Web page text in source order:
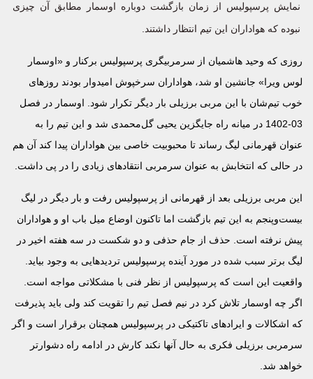
نمایش پرسپولیس از زمان بازگشت دوباره اوسمار مطابق آن چیزی
نبوده که هواداران این تیم انتظار داشتند.
روزی که وحید هاشمیان از سرمربیگری پرسپولیس برکنار و «اوسمار
لوس ویرا» جانشین او شد، هواداران سرخپوش امیدوار بودند روزهای
خوب تیم‌شان با این مربی برزیلی بار دیگر تکرار شود. اوسمار در فصل
03-1402 در میانه راه جایگزین یحیی گل‌محمدی شد و این تیم را به
عنوان قهرمانی لیگ رساند تا محبوبیت خاصی بین هواداران پیدا کند آن هم
در حالی که انتخابش به عنوان سرمربی انتقادهای زیادی را در پی داشت.
این مربی برزیلی بعد از قهرمانی از پرسپولیس رفت و بار دیگر در لیگ
بیست‌وپنجم به این تیم بازگشت اما تاکنون اوضاع میل باب او و هواداران
پیش نرفته است. حذف از جام حذفی و دو شکست در سه هفته اخیر در
لیگ برتر سبب شده در مورد آینده پرسپولیس تردیدهایی به وجود بیاید.
واقعیت این است که پرسپولیس از نظر فنی با مشکلاتی مواجه است.
اگر چه اوسمار تلاش کرد در نیم فصل تیم را تقویت کند ولی باید پذیرفت
که اشکالات و ایرادهای تاکتیکی در پرسپولیس همچنان برقرار است و اگر
سرمربی برزیلی فکری به حال آنها نکند کارش در ادامه راه دشوارتر
خواهد شد.